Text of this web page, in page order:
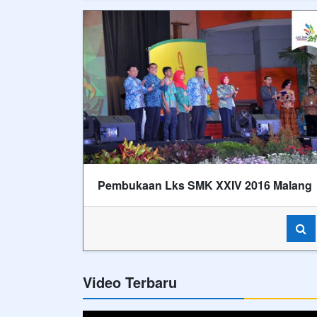
Pembukaan Lks SMK XXIV 2016 Malang
Video Terbaru